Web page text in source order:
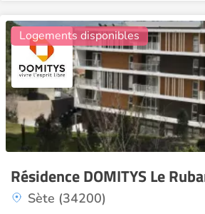
Résidence DOMITYS Le
Sète (34200)
Logements disponibles